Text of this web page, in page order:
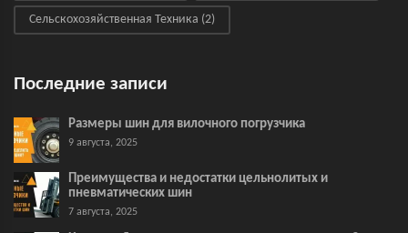
Сельскохозяйственная Техника (2)
Последние записи
Размеры шин для вилочного погрузчика
9 августа, 2025
Преимущества и недостатки цельнолитых и
пневматических шин
7 августа, 2025